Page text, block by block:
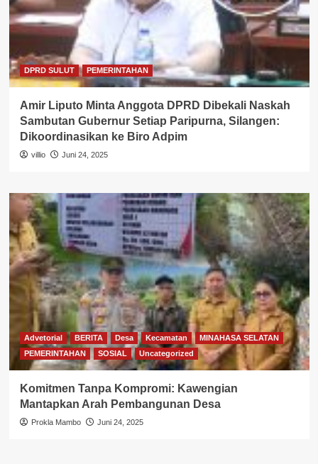
DPRD SULUT PEMERINTAHAN
Amir Liputo Minta Anggota DPRD Dibekali Naskah
Sambutan Gubernur Setiap Paripurna, Silangen:
Dikoordinasikan ke Biro Adpim
villio Juni 24, 2025
Advetorial BERITA Desa Kecamatan
MINAHASA SELATAN
PEMERINTAHAN
SOSIAL Uncategorized
Komitmen Tanpa Kompromi: Kawengian
Mantapkan Arah Pembangunan Desa
Prokla Mambo Juni 24, 2025